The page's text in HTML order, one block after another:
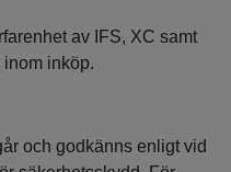
av IFS, XC samt
inköp.
och godkänns enligt vid